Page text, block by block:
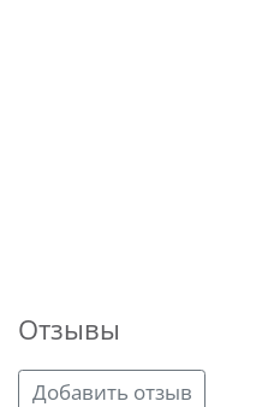
Отзывы
Добавить отзыв